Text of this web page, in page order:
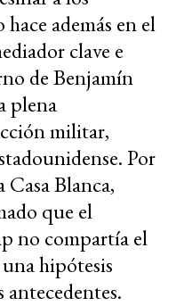
además en el
clave e
de Benjamín
plena
militar,
Por
Blanca,
que el
no compartía el
hipótesis
antecedentes.